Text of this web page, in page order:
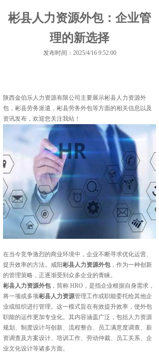
彬县人力资源外包：企业管
理的新选择
发布时间：2025/4/16 9:52:00
陕西金伯乐人力资源有限公司主要展示彬县人力资源外
包 ，彬县劳务派遣，彬县劳务外包等方面的相关信息以及
资讯发布，欢迎您关注我站！
在当今竞争激烈的商业环境中，企业不断寻求优化运营、
提升效率的方法。咸阳彬县人力资源外包，作为一种创新
的管理策略，正逐渐受到众多企业的青睐。
彬县人力资源外包，简称 HRO，是指企业根据自身需求，
将一项或多项彬县人力资源管理工作或职能委托给其他企
业或组织进行管理。这一模式旨在有效提升效率，使外包
职能的运作更加专业化。其内容涵盖广泛，包括人力资源
规划、制度设计与创新、流程整合、员工满意度调查、薪
资调查及方案设计、培训工作、劳动仲裁、员工关系、企
业文化设计等诸多方面。